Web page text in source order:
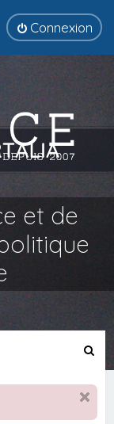
Connexion
et de
c
h